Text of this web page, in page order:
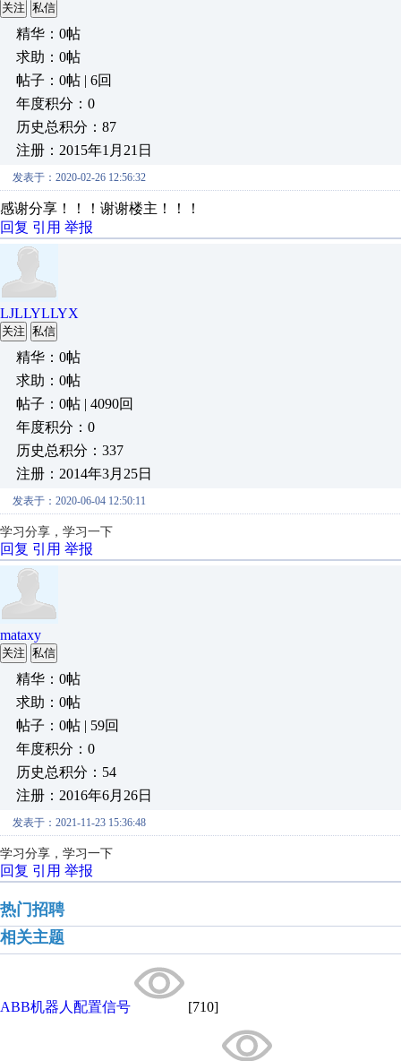
关注 私信
精华：0帖
求助：0帖
帖子：0帖 | 6回
年度积分：0
历史总积分：87
注册：2015年1月21日
发表于：2020-02-26 12:56:32
感谢分享！！！谢谢楼主！！！
回复 引用 举报
LJLLYLLYX
关注 私信
精华：0帖
求助：0帖
帖子：0帖 | 4090回
年度积分：0
历史总积分：337
注册：2014年3月25日
发表于：2020-06-04 12:50:11
学习分享，学习一下
回复 引用 举报
mataxy
关注 私信
精华：0帖
求助：0帖
帖子：0帖 | 59回
年度积分：0
历史总积分：54
注册：2016年6月26日
发表于：2021-11-23 15:36:48
学习分享，学习一下
回复 引用 举报
热门招聘
相关主题
ABB机器人配置信号 [710]